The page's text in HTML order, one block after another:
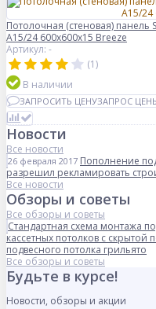
Потолочная (стеновая) панель
A15/24 600x600x15 Breeze
Артикул: -
(1)
В наличии
ЗАПРОСИТЬ ЦЕНУЗАПРОС
Новости
Все новости
26 февраля 2017 Пополнение
разрешил рекламировать
Все новости
Обзоры и советы
Все обзоры и советы
Стандартная схема монтажа
кассетных потолков с скрытой
подвесного потолка грильято
Все обзоры и советы
Будьте в курсе!
Новости, обзоры и акции